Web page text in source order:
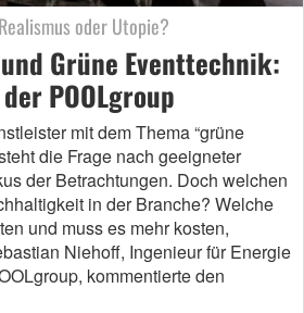
oder Utopie?
Grüne Eventtechnik:
POOLgroup
mit dem Thema “grüne
die Frage nach geeigneter
der Betrachtungen. Doch welchen
in der Branche? Welche
und muss es mehr kosten,
Niehoff, Ingenieur für Energie
kommentierte den